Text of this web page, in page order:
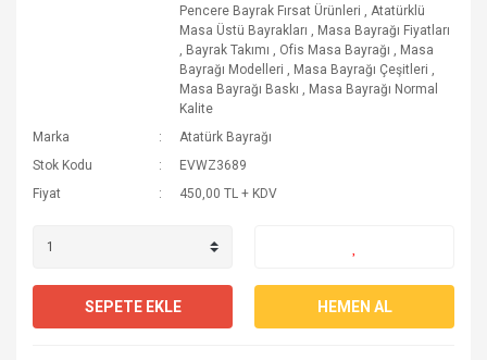
Pencere Bayrak Fırsat Ürünleri ,Atatürklü
Masa Üstü Bayrakları , Masa Bayrağı Fiyatları
, Bayrak Takımı , Ofis Masa Bayrağı , Masa
Bayrağı Modelleri , Masa Bayrağı Çeşitleri ,
Masa Bayrağı Baskı , Masa Bayrağı Normal
Kalite
Marka
Atatürk Bayrağı
Stok Kodu
EVWZ3689
Fiyat
450,00 TL + KDV
SEPETE EKLE HEMEN AL